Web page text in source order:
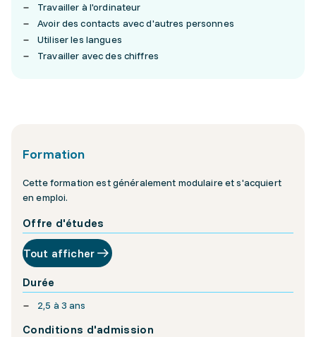
Travailler à l'ordinateur
Avoir des contacts avec d'autres personnes
Utiliser les langues
Travailler avec des chiffres
Formation
Cette formation est généralement modulaire et s'acquiert
en emploi.
Offre d'études
Tout afficher
Durée
2,5 à 3 ans
Conditions d'admission